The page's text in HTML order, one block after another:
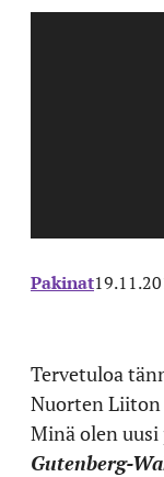
Pakinat
Tervetuloa
Nuorten Liiton
Minä olen
Gutenberg-